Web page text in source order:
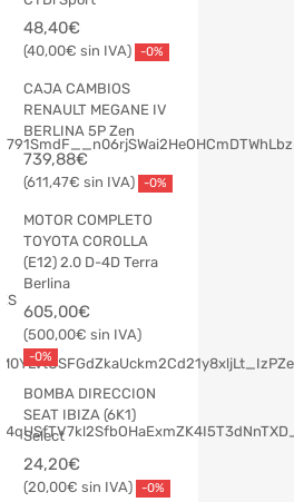
48,40€
40,00€ -0%
CAJA CAMBIOS
RENAULT MEGANE IV
BERLINA 5P Zen
739,88€
611,47€ -0%
MOTOR COMPLETO
TOYOTA COROLLA
(E12) 2.0 D-4D Terra
Berlina
605,00€
500,00€
-0%
BOMBA DIRECCION
SEAT IBIZA (6K1)
Select
24,20€
20,00€ -0%